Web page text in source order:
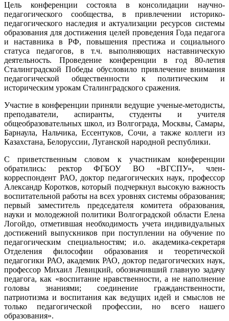
Цель конференции состояла в консолидации научно-
педагогического сообщества, в привлечении историко-
педагогического наследия и актуализации ресурсов системы
образования для достижения целей проведения Года педагога
и наставника в РФ, повышения престижа и социального
статуса педагогов, в т.ч. выполняющих наставническую
деятельность. Проведение конференции в год 80-летия
Сталинградской Победы обусловило привлечение внимания
педагогической общественности к политическим и
историческим урокам Сталинградского сражения.
Участие в конференции приняли ведущие ученые-методисты,
преподаватели, аспиранты, студенты и учителя
общеобразовательных школ, из Волгограда, Москвы, Самары,
Барнаула, Нальчика, Ессентуков, Сочи, а также коллеги из
Казахстана, Белоруссии, Луганской народной республики.
С приветственным словом к участникам конференции
обратились: ректор ФГБОУ ВО «ВГСПУ», член-
корреспондент РАО, доктор педагогических наук, профессор
Александр Коротков, который подчеркнул высокую важность
воспитательной работы на всех уровнях системы образования;
первый заместитель председателя комитета образования,
науки и молодежной политики Волгоградской области Елена
Логойдо, отметившая необходимость учета индивидуальных
достижений выпускников при поступлении на обучение по
педагогическим специальностям; и.о. академика-секретаря
Отделения философии образования и теоретической
педагогики РАО, академик РАО, доктор педагогических наук,
профессор Михаил Левицкий, обозначивший главную задачу
педагога, как «воспитание нравственности, а не наполнение
головы знаниями; соединение гражданственности,
патриотизма и воспитания как ведущих идей и смыслов не
только педагогической профессии, но всего нашего
образования».